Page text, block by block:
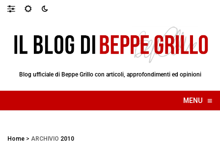
Blog ufficiale di Beppe Grillo con articoli, approfondimenti ed opinioni
MENU ≡
☰
Home > ARCHIVIO 2010